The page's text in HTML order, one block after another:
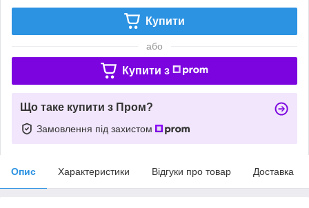
Купити
або
Купити з
Що таке купити з Пром?
Замовлення під захистом
Опис Характеристики Відгуки про товар Доставка